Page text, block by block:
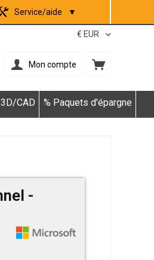
Service/aide ▼
Mon compte
CAD % Paquets d'épargne
-